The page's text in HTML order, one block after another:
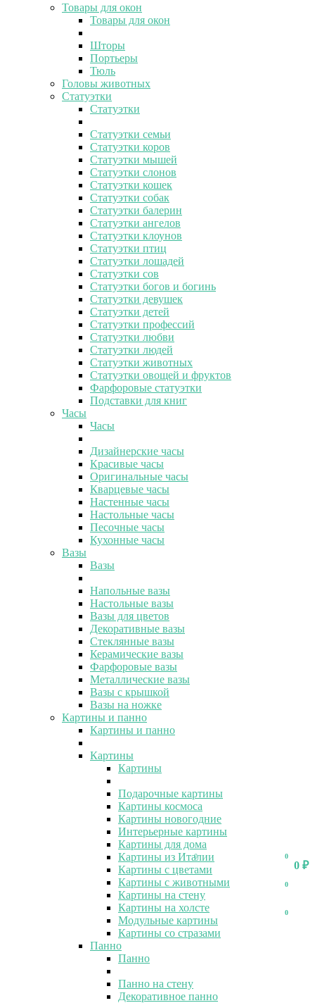
0
0 ₽
0
0
0
Товары для окон
Товары для окон
Шторы
Портьеры
Тюль
Головы животных
Статуэтки
Статуэтки
Статуэтки семьи
Статуэтки коров
Статуэтки мышей
Статуэтки слонов
Статуэтки кошек
Статуэтки собак
Статуэтки балерин
Статуэтки ангелов
Статуэтки клоунов
Статуэтки птиц
Статуэтки лошадей
Статуэтки сов
Статуэтки богов и богинь
Статуэтки девушек
Статуэтки детей
Статуэтки профессий
Статуэтки любви
Статуэтки людей
Статуэтки животных
Статуэтки овощей и фруктов
Фарфоровые статуэтки
Подставки для книг
Часы
Часы
Дизайнерские часы
Красивые часы
Оригинальные часы
Кварцевые часы
Настенные часы
Настольные часы
Песочные часы
Кухонные часы
Вазы
Вазы
Напольные вазы
Настольные вазы
Вазы для цветов
Декоративные вазы
Стеклянные вазы
Керамические вазы
Фарфоровые вазы
Металлические вазы
Вазы с крышкой
Вазы на ножке
Картины и панно
Картины и панно
Картины
Картины
Подарочные картины
Картины космоса
Картины новогодние
Интерьерные картины
Картины для дома
Картины из Италии
Картины с цветами
Картины с животными
Картины на стену
Картины на холсте
Модульные картины
Картины со стразами
Панно
Панно
Панно на стену
Декоративное панно